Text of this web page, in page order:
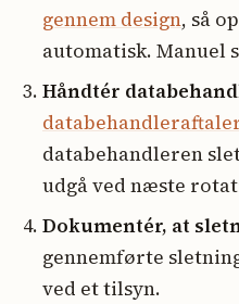
gennem design, så
automatisk. Manuel
Håndtér
databehandleren
udgå ved næste
Dokumentér, at
gennemførte
ved et tilsyn.